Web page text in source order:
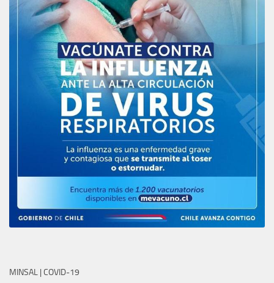
MINSAL | COVID-19